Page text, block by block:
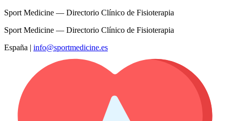
Sport Medicine — Directorio Clínico de Fisioterapia
Sport Medicine — Directorio Clínico de Fisioterapia
España | info@sportmedicine.es